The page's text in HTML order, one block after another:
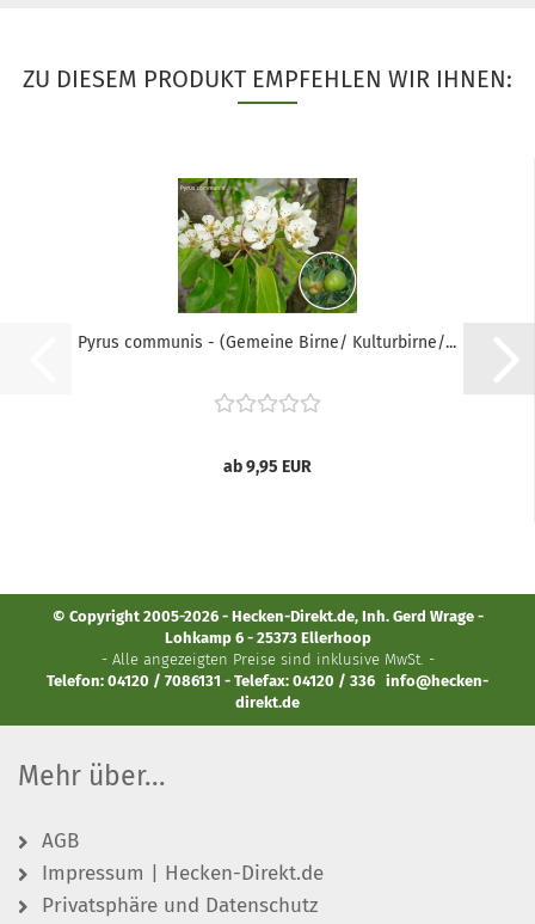
ZU DIESEM PRODUKT EMPFEHLEN WIR IHNEN:
Pyrus communis - (Gemeine Birne/ Kulturbirne/...
ab 9,95 EUR
© Copyright 2005-2026 - Hecken-Direkt.de, Inh. Gerd Wrage -
Lohkamp 6 - 25373 Ellerhoop
- Alle angezeigten Preise sind inklusive MwSt. -
Telefon: 04120 / 7086131 - Telefax: 04120 / 336 info@hecken-
direkt.de
Mehr über...
AGB
Impressum | Hecken-Direkt.de
Privatsphäre und Datenschutz